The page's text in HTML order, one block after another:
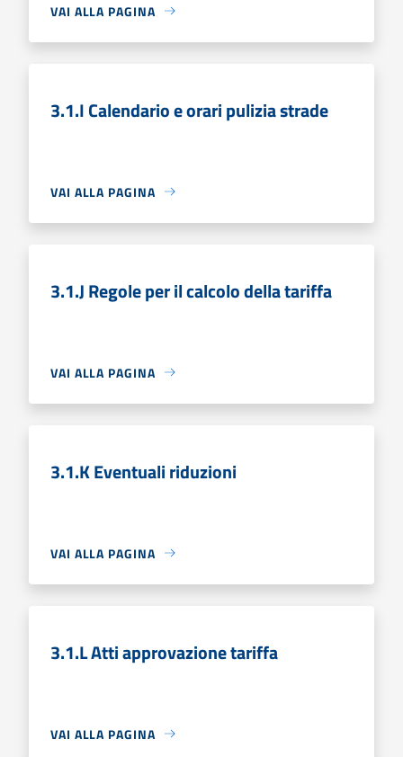
VAI ALLA PAGINA
3.1.I Calendario e orari pulizia strade
VAI ALLA PAGINA
3.1.J Regole per il calcolo della tariffa
VAI ALLA PAGINA
3.1.K Eventuali riduzioni
VAI ALLA PAGINA
3.1.L Atti approvazione tariffa
VAI ALLA PAGINA